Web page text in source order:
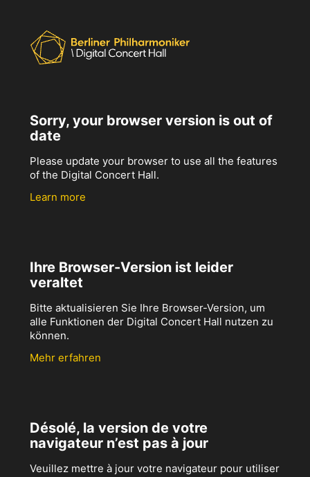
Sorry, your browser version is out of
date
Please update your browser to use all the features
of the Digital Concert Hall.
Learn more
Ihre Browser-Version ist leider
veraltet
Bitte aktualisieren Sie Ihre Browser-Version, um
alle Funktionen der Digital Concert Hall nutzen zu
können.
Mehr erfahren
Désolé, la version de votre
navigateur n’est pas à jour
Veuillez mettre à jour votre navigateur pour utiliser